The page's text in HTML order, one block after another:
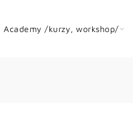
Academy /kurzy, workshop/